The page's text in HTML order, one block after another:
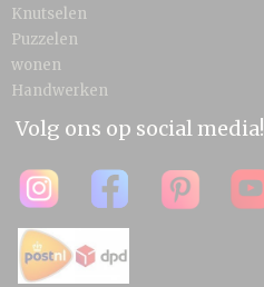
Knutselen
Puzzelen
wonen
Handwerken
Volg ons op social media!